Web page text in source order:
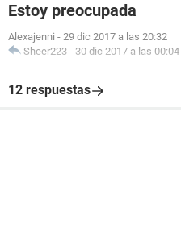
Estoy preocupada
Alexajenni - 29 dic 2017 a las 20:32
Sheer223 - 30 dic 2017 a las 00:04
12 respuestas